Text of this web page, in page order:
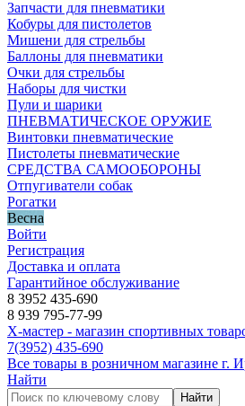
Запчасти для пневматики
Кобуры для пистолетов
Мишени для стрельбы
Баллоны для пневматики
Очки для стрельбы
Наборы для чистки
Пули и шарики
ПНЕВМАТИЧЕСКОЕ ОРУЖИЕ
Винтовки пневматические
Пистолеты пневматические
СРЕДСТВА САМООБОРОНЫ
Отпугиватели собак
Рогатки
Весна
Войти
Регистрация
Доставка и оплата
Гарантийное обслуживание
8 3952 435-690
8 939 795-77-99
Х-мастер - магазин спортивных
7(3952) 435-690
Все товары в розничном магазине г.
Найти
Найти